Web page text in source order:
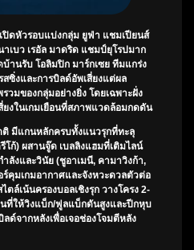
ปิดหัวรอบแบ่งกลุ่ม ยูฟ่า แชมเปียนส์
เบว เรอัล มาดริด แชมป์ยุโรปมาก
บ้านรับ โอลิมปิก มาร์กเซย ทีมแกร่ง
สซิ่งและการบิลด์อัพเสี่ยงแต่ผล
มของกลุ่มอย่างยิ่ง โดยเฉพาะฝั่ง
ยงในเกมเยือนที่สภาพแวดล้อมกดดัน
ติ มีแกนหลักครบทั้งแนวรุกที่ทะลุ
โก้) ผสานจู๊ด เบลลิงแฮมที่เติมไลน์
ลังและวินัย (ชูอาเมนี, คามาวิงก้า,
คุมเกมอากาศและจังหวะดวลตัวต่อ
ล์เน้นครองบอลเชิงรุก วางโครง 2-
นที่ให้วิงแบ็ก/ฟูลแบ็กดันสูงและปีกหุบ
ด์จากหลังเพื่อเจอช่องโจมตีหลัง